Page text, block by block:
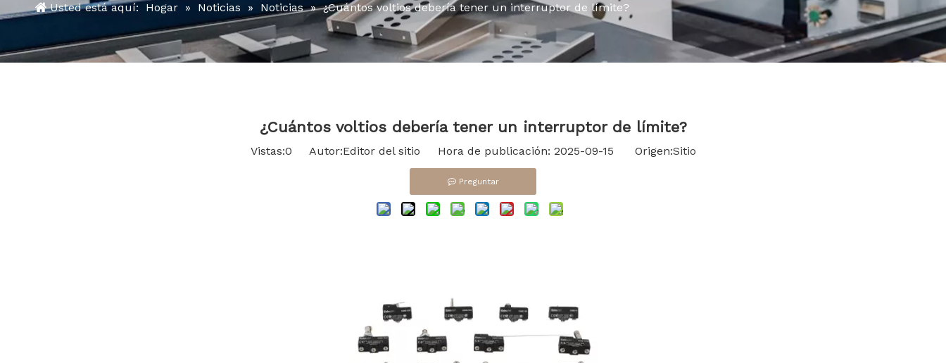
Deutsch
Italiano
Usted está aquí: Hogar » Noticias » Noticias » ¿Cuántos voltios debería tener un interruptor de límite?
¿Cuántos voltios debería tener un interruptor de límite?
Vistas:0 Autor:Editor del sitio Hora de publicación: 2025-09-15 Origen:Sitio
Preguntar